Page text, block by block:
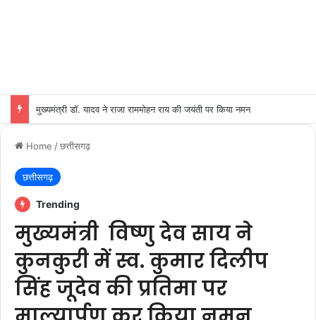
मुख्यमंत्री डॉ. यादव ने राजा राममोहन राय की जयंती पर किया नमन
Home /छत्तीसगढ़
छत्तीसगढ़
Trending
मुख्यमंत्री विष्णु देव साय ने
कुनकुरी में स्व. कुमार दिलीप
सिंह जूदेव की प्रतिमा पर